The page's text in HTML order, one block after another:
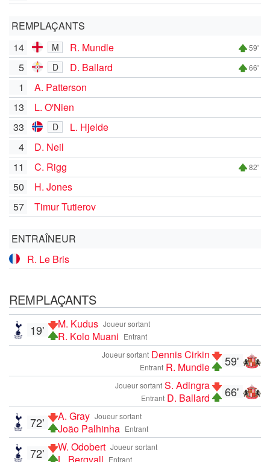
REMPLAÇANTS
14
M R. Mundle 59'
5 D D. Ballard 66'
1
A. Patterson
13
L. O'Nien
33
D
L. Hjelde
4
D. Neil
11
C. Rigg 82'
50
H. Jones
57
Timur Tutierov
ENTRAÎNEUR
R. Le Bris
REMPLAÇANTS
Joueur sortant
M. Kudus
Entrant
R. Kolo Muani
19'
59'
Joueur sortant Dennis Cirkin
Entrant R. Mundle
66'
Joueur sortant S. Adingra
Entrant D. Ballard
Joueur sortant
A. Gray
Entrant
João Palhinha
72'
Joueur sortant
W. Odobert
Entrant
L. Bergvall
72'